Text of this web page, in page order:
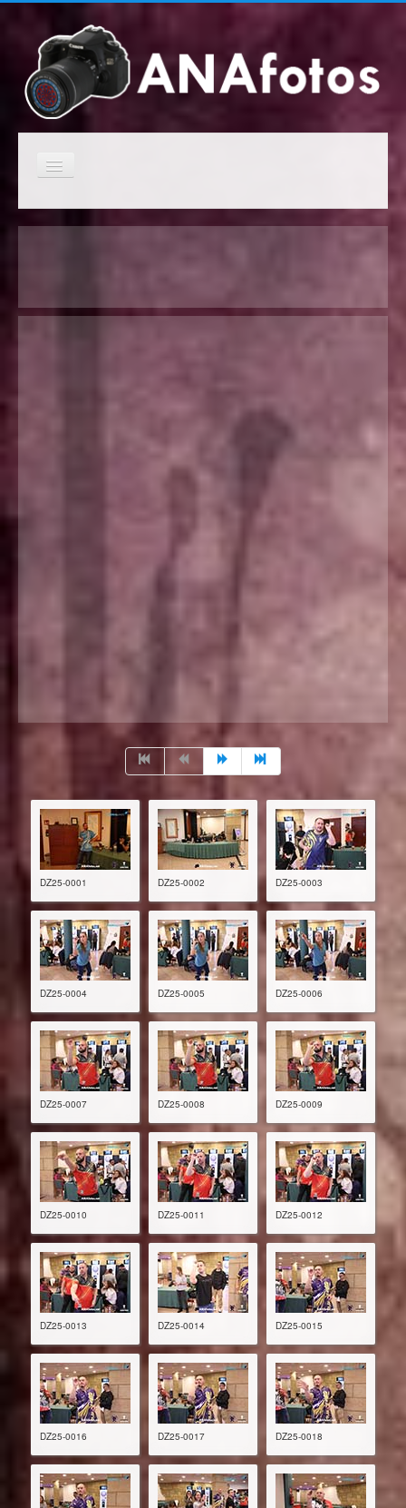
Cambiar
navegación
Inicio
Clasificaciones de los campeonatos
DZ25-0001 DZ25-0002 DZ25-0003
DZ25-0004 DZ25-0005 DZ25-0006
DZ25-0007 DZ25-0008 DZ25-0009
DZ25-0010 DZ25-0011 DZ25-0012
DZ25-0013 DZ25-0014 DZ25-0015
DZ25-0016 DZ25-0017 DZ25-0018